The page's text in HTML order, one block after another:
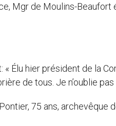
Mgr de Moulins-Beaufort
Élu hier président de la
de tous. Je n’oublie
75 ans, archevêque